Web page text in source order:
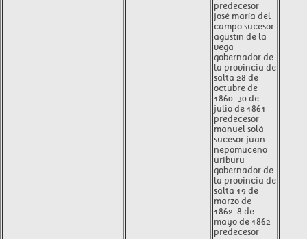
predecesor
josé maría del
campo sucesor
agustín de la
vega
gobernador de
la provincia de
salta 28 de
octubre de
1860-30 de
julio de 1861
predecesor
manuel solá
sucesor juan
nepomuceno
uriburu
gobernador de
la provincia de
salta 19 de
marzo de
1862-8 de
mayo de 1862
predecesor